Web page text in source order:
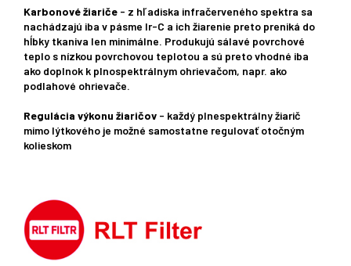
Karbonové žiariče - z hľadiska infračerveného spektra sa
nachádzajú iba v pásme Ir-C a ich žiarenie preto preniká do
hĺbky tkaniva len minimálne. Produkujú sálavé povrchové
teplo s nízkou povrchovou teplotou a sú preto vhodné iba
ako doplnok k plnospektrálnym ohrievačom, napr. ako
podlahové ohrievače.
Regulácia výkonu žiaričov - každý plnespektrálny žiarič
mimo lýtkového je možné samostatne regulovať otočným
kolieskom